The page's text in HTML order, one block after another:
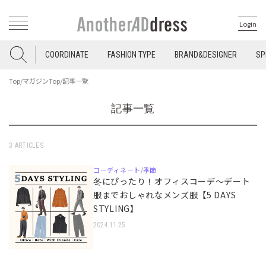
Login
COORDINATE FASHION TYPE BRAND&DESIGNER
Top/マガジンTop/記事一覧
記事一覧
3 ARTICLES
コーディネート /季節
冬にぴったり！オフィスコーデ〜デート
服までおしゃれなメンズ服【5 DAYS
STYLING】
2024.11.25